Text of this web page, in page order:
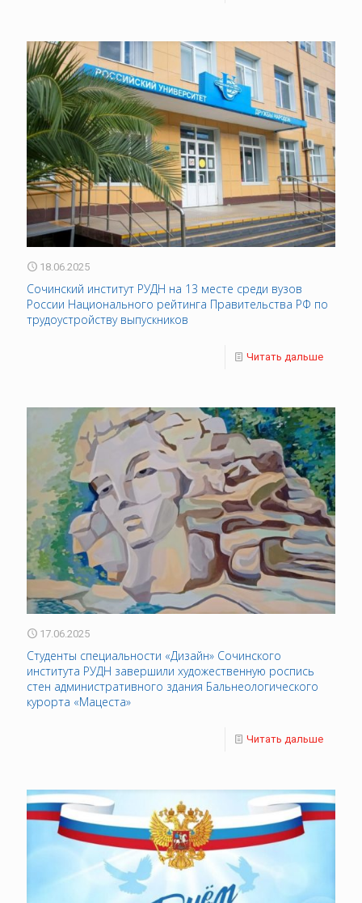
18.06.2025
Сочинский институт РУДН на 13 месте среди вузов
России Национального рейтинга Правительства РФ по
трудоустройству выпускников
Читать дальше
17.06.2025
Студенты специальности «Дизайн» Сочинского
института РУДН завершили художественную роспись
стен административного здания Бальнеологического
курорта «Мацеста»
Читать дальше